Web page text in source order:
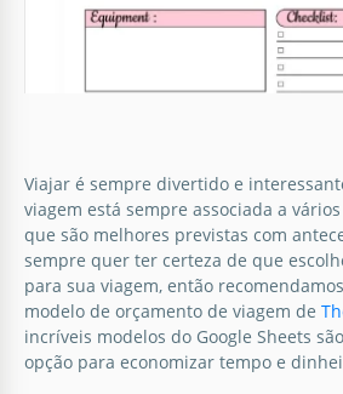
Nosso modelo de orçamento de
é uma ótima maneira de organizar
sua viagem de negócios ou férias.
Google Docs
Viajar é sempre divertido e
viagem está sempre associada a
que são melhores previstas com
sempre quer ter certeza de que
para sua viagem, então
modelo de orçamento de viagem de
incríveis modelos do Google Sheets
opção para economizar tempo e